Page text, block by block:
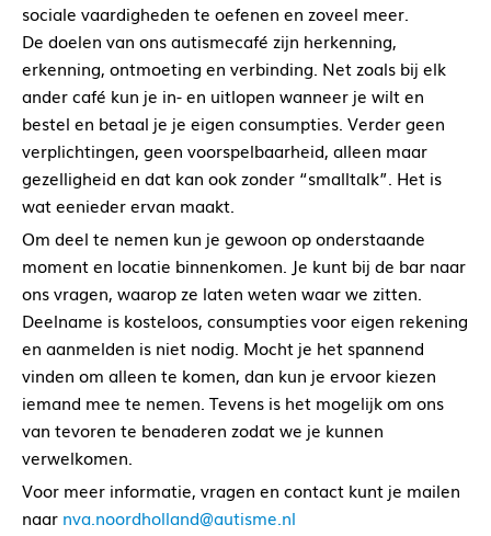
sociale vaardigheden te oefenen en zoveel meer.
De doelen van ons autismecafé zijn herkenning,
erkenning, ontmoeting en verbinding. Net zoals bij elk
ander café kun je in- en uitlopen wanneer je wilt en
bestel en betaal je je eigen consumpties. Verder geen
verplichtingen, geen voorspelbaarheid, alleen maar
gezelligheid en dat kan ook zonder “smalltalk”. Het is
wat eenieder ervan maakt.
Om deel te nemen kun je gewoon op onderstaande
moment en locatie binnenkomen. Je kunt bij de bar naar
ons vragen, waarop ze laten weten waar we zitten.
Deelname is kosteloos, consumpties voor eigen rekening
en aanmelden is niet nodig. Mocht je het spannend
vinden om alleen te komen, dan kun je ervoor kiezen
iemand mee te nemen. Tevens is het mogelijk om ons
van tevoren te benaderen zodat we je kunnen
verwelkomen.
Voor meer informatie, vragen en contact kunt je mailen
naar nva.noordholland@autisme.nl